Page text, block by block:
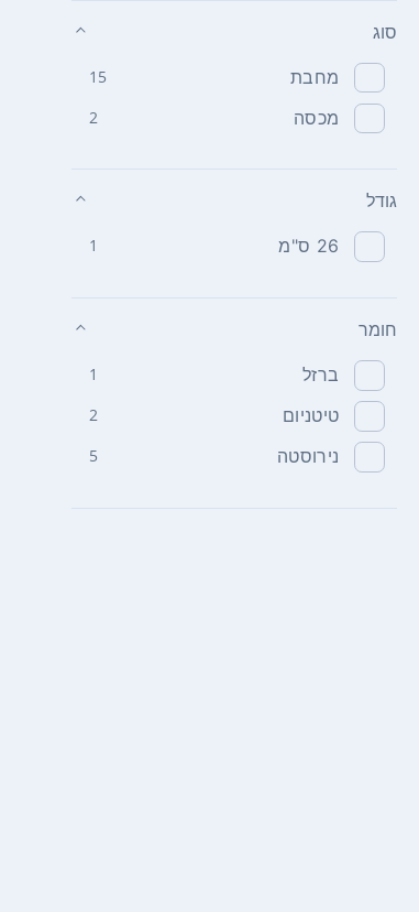
סוג
מחבת 15
מכסה 2
גודל
26 ס"מ 1
חומר
ברזל 1
טיטניום 2
נירוסטה 5